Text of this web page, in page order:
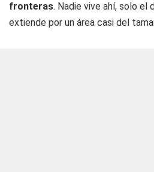
fronteras. Nadie vive ahí, solo el
extiende por un área casi del